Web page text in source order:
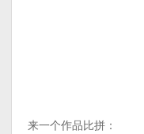
来一个作品比拼：